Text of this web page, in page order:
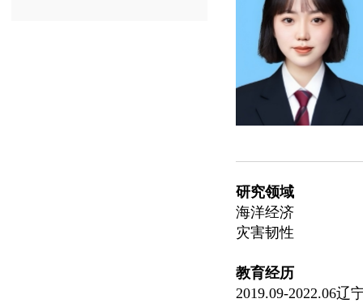
研究领域
海洋经济
灾害韧性
教育经历
2019.09-2022.06